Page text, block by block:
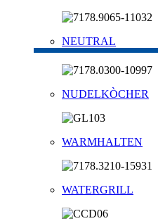
NEUTRAL
NUDELKÒCHER
WARMHALTEN
WATERGRILL